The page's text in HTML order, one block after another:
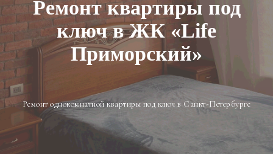
Ремонт квартиры под
ключ в ЖК «Life
Приморский»
Ремонт однокомнатной квартиры под ключ в Санкт-Петербурге